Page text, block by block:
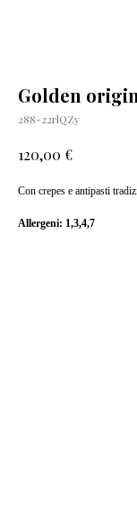
Golden
288-22rlQZy
120,00 €
Con crepes e antipasti
Allergeni: 1,3,4,7